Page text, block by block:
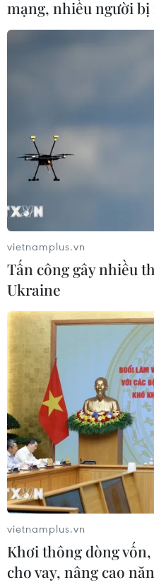
mạng, nhiều người bị
vietnamplus.vn
Tấn công gây nhiều
Ukraine
vietnamplus.vn
Khơi thông dòng
cho vay, nâng cao